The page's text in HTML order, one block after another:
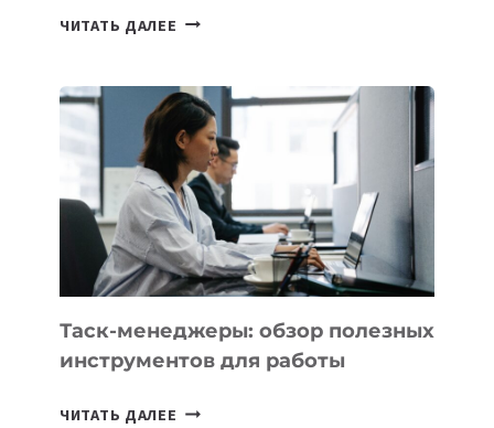
ЧИТАТЬ ДАЛЕЕ ИИ-
БИЗНЕСА:
КАКИЕ
3
ЗАДАЧИ
ЕМУ
МОЖНО
ПОРУЧИТЬ
УЖЕ
СЕГОДНЯ
Таск-менеджеры: обзор полезных
инструментов для работы
ЧИТАТЬ ДАЛЕЕ ТАСК-